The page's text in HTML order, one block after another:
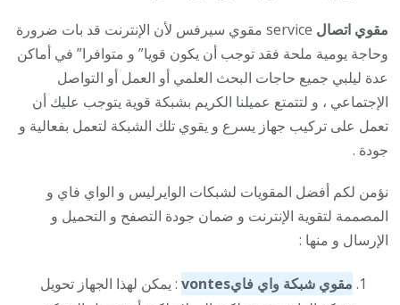
مقوي اتصال
service مقوي سيرفس لأن الإنترنت قد بات ضرورة
وحاجة يومية ملحة فقد توجب أن يكون قويا” و متوافرا” في أماكن
عدة ليلبي جميع حاجات البحث العلمي أو العمل أو التواصل
الإجتماعي ، و لتتمتع عميلنا الكريم بشبكة قوية يتوجب عليك أن
تعمل على تركيب جهاز يسرع و يقوي تلك الشبكة لتعمل بفعالية و
جودة .
نؤمن لكم أفضل المقويات لشبكات الوايرليس و الواي فاي و
المصممة لتقوية الإنترنت و ضمان جودة التصفح و التحميل و
الإرسال و منها :
مقوي شبكة واي فايvontes : يمكن لهذا الجهاز تحويل